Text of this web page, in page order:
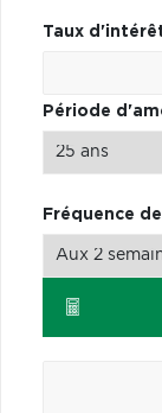
Taux
Période
Fréquence